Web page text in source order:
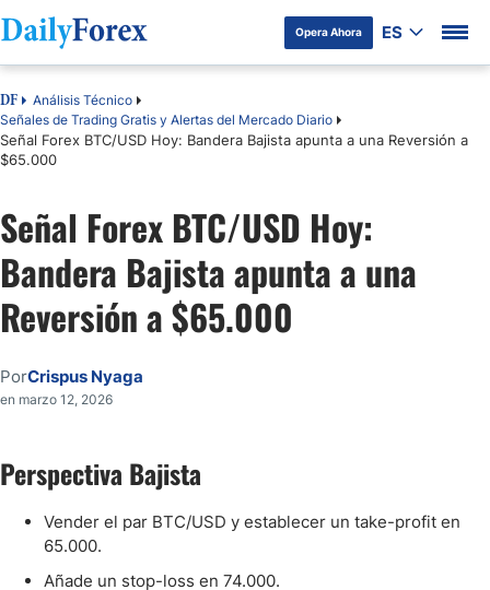
Opera Ahora ES
DF
Análisis Técnico
Señales de Trading Gratis y Alertas del Mercado Diario
Señal Forex BTC/USD Hoy: Bandera Bajista apunta a una Reversión a
$65.000
Señal Forex BTC/USD Hoy:
Bandera Bajista apunta a una
Reversión a $65.000
PorCrispus Nyaga
en marzo 12, 2026
Perspectiva Bajista
Vender el par BTC/USD y establecer un take-profit en
65.000.
Añade un stop-loss en 74.000.